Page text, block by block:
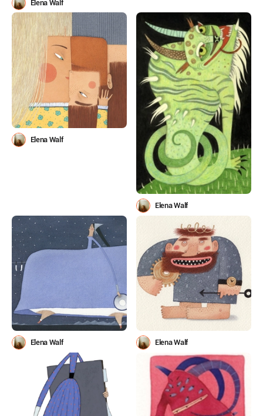
Elena Walf
Elena Walf
Elena Walf
Elena Walf Elena Walf